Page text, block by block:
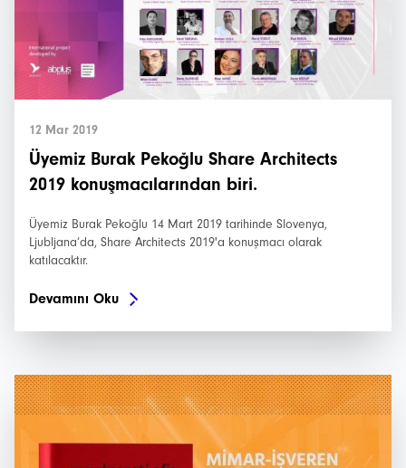
Haberler
Projeler
12 Mar 2019
Üyemiz Burak Pekoğlu Share Architects
2019 konuşmacılarından biri.
Üyemiz Burak Pekoğlu 14 Mart 2019 tarihinde Slovenya,
Ljubljana’da, Share Architects 2019'a konuşmacı olarak
katılacaktır.
Devamını Oku